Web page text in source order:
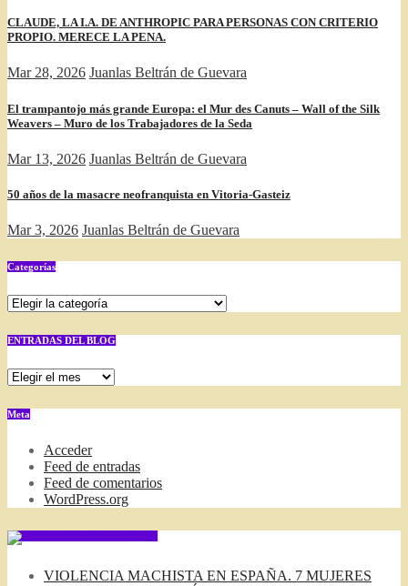
CLAUDE, LA I.A. DE ANTHROPIC PARA PERSONAS CON CRITERIO
PROPIO. MERECE LA PENA.
Mar 28, 2026 Juanlas Beltrán de Guevara
El trampantojo más grande Europa: el Mur des Canuts – Wall of the Silk
Weavers – Muro de los Trabajadores de la Seda
Mar 13, 2026 Juanlas Beltrán de Guevara
50 años de la masacre neofranquista en Vitoria-Gasteiz
Mar 3, 2026 Juanlas Beltrán de Guevara
Categorías
Categorías
ENTRADAS DEL BLOG
ENTRADAS
BLOG
Meta
Acceder
Feed de entradas
Feed de comentarios
WordPress.org
VIOLENCIA MACHISTA EN ESPAÑA. 7 MUJERES